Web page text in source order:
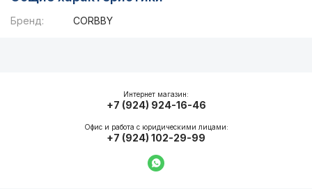
Бренд: CORBBY
Интернет магазин:
+7 (924) 924-16-46
Офис и работа с юридическими лицами:
+7 (924) 102-29-99
Написать в WhatsApp